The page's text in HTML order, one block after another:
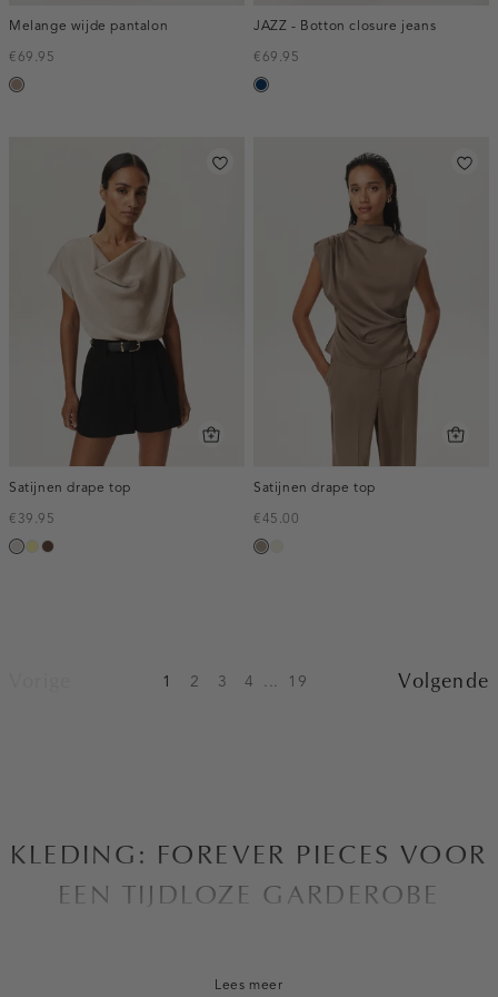
Melange wijde pantalon
€69.95
taupe,
JAZZ - Botton closure jeans
€69.95
blauw,
Satijnen drape top
€39.95
taupe,
lichtgeel
donkerbruin
Satijnen drape top
€45.00
taupe,
1 2 3 4 ... 19 Volgende
KLEDING: FOREVER PIECES VOOR
EEN TIJDLOZE GARDEROBE
eigentijdse vrouw in alle aspecten van haar leven te laten
Lees meer